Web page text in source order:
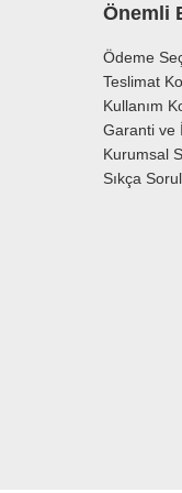
Önemli
Ödeme
Teslimat
Kullanım
Garanti ve
Kurumsal
Sıkça